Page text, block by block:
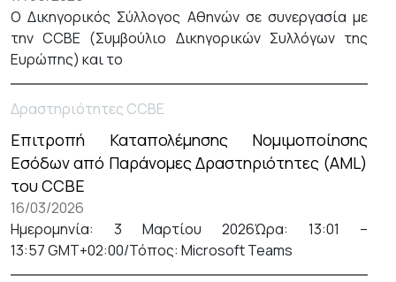
Ο Δικηγορικός Σύλλογος Αθηνών σε συνεργασία με
την CCBE (Συμβούλιο Δικηγορικών Συλλόγων της
Ευρώπης) και το
Δραστηριότητες CCBE
Επιτροπή Καταπολέμησης Νομιμοποίησης
Εσόδων από Παράνομες Δραστηριότητες (AML)
του CCBE
16/03/2026
Ημερομηνία: 3 Μαρτίου 2026Ώρα: 13:01 –
13:57 GMT+02:00/Τόπος: Microsoft Teams